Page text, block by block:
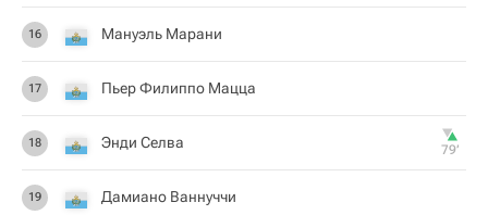
16 Мануэль Марани
17 Пьер Филиппо Мацца
18 Энди Селва 79‎’‎
19 Дамиано Ваннуччи